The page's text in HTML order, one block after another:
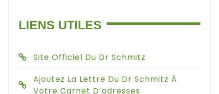
LIENS UTILES
Site Officiel Du Dr Schmitz
Ajoutez La Lettre Du Dr Schmitz À
Votre Carnet D’adresses